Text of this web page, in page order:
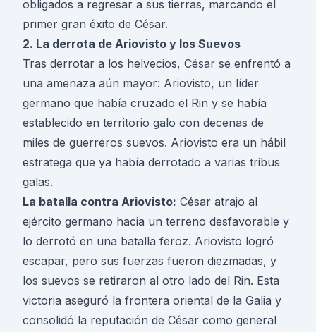
obligados a regresar a sus tierras, marcando el
primer gran éxito de César.
2. La derrota de Ariovisto y los Suevos
Tras derrotar a los helvecios, César se enfrentó a
una amenaza aún mayor: Ariovisto, un líder
germano que había cruzado el Rin y se había
establecido en territorio galo con decenas de
miles de guerreros suevos. Ariovisto era un hábil
estratega que ya había derrotado a varias tribus
galas.
La batalla contra Ariovisto: César atrajo al
ejército germano hacia un terreno desfavorable y
lo derrotó en una batalla feroz. Ariovisto logró
escapar, pero sus fuerzas fueron diezmadas, y
los suevos se retiraron al otro lado del Rin. Esta
victoria aseguró la frontera oriental de la Galia y
consolidó la reputación de César como general